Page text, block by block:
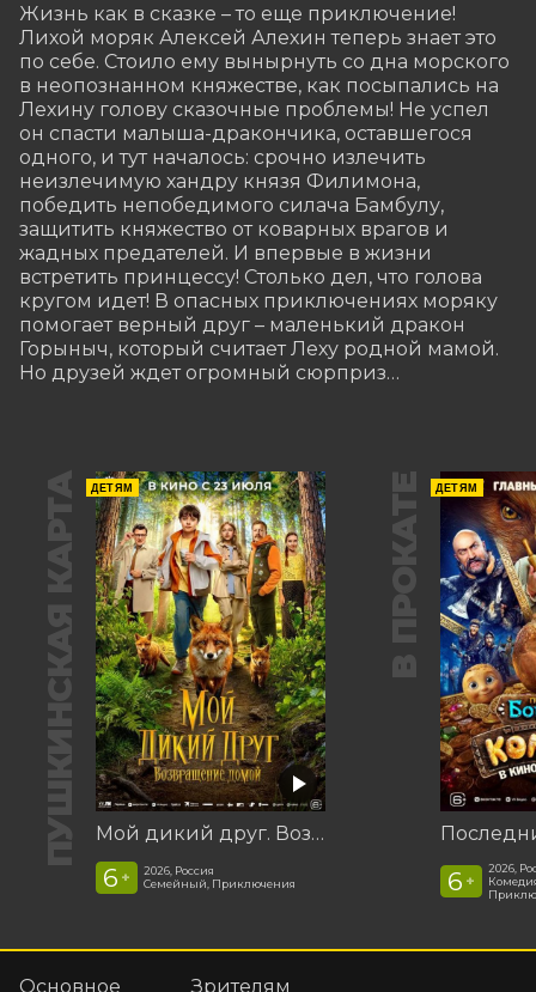
Жизнь как в сказке – то еще приключение!
Лихой моряк Алексей Алехин теперь знает это
по себе. Стоило ему вынырнуть со дна морского
в неопознанном княжестве, как посыпались на
Лехину голову сказочные проблемы! Не успел
он спасти малыша-дракончика, оставшегося
одного, и тут началось: срочно излечить
неизлечимую хандру князя Филимона,
победить непобедимого силача Бамбулу,
защитить княжество от коварных врагов и
жадных предателей. И впервые в жизни
встретить принцессу! Столько дел, что голова
кругом идет! В опасных приключениях моряку
помогает верный друг – маленький дракон
Горыныч, который считает Леху родной мамой.
Но друзей ждет огромный сюрприз…
ПУШКИНСКАЯ КАРТА ДЕТЯМ
Мой дикий друг. Возвращение домой
6 +
2026, Россия
Семейный, Приключения
В ПРОКАТЕ ДЕТЯМ
6 +
2026,
Основное Зрителям